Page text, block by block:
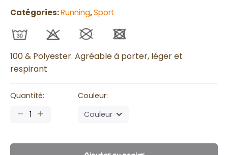
Catégories:Running,Sport
100 & Polyester. Agréable à porter, léger et
respirant
Quantité:
quantité
de
Couleur: